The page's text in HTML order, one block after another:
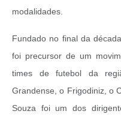
modalidades.
Fundado no final da
foi precursor de um
times de futebol da
Grandense, o Frigodiniz, o
Souza foi um dos